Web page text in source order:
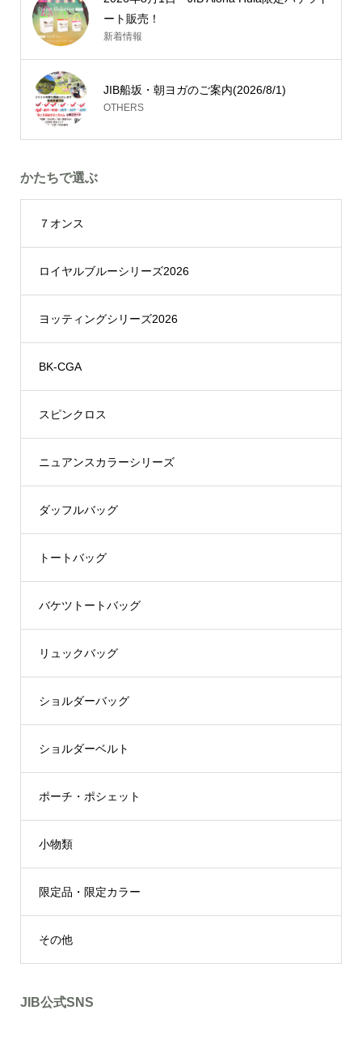
ート販売！
新着情報
JIB船坂・朝ヨガのご案内(2026/8/1)
OTHERS
かたちで選ぶ
７オンス
ロイヤルブルーシリーズ2026
ヨッティングシリーズ2026
BK-CGA
スピンクロス
ニュアンスカラーシリーズ
ダッフルバッグ
トートバッグ
バケツトートバッグ
リュックバッグ
ショルダーバッグ
ショルダーベルト
ポーチ・ポシェット
小物類
限定品・限定カラー
その他
JIB公式SNS